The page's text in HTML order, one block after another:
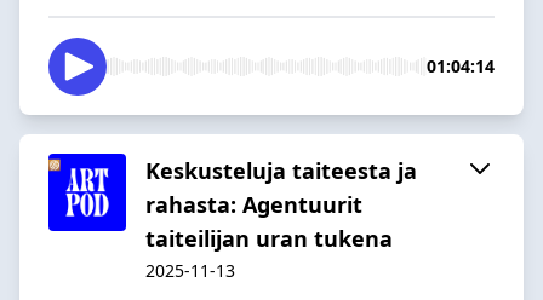
01:04:14
Keskusteluja taiteesta ja
rahasta: Agentuurit
taiteilijan uran tukena
2025-11-13